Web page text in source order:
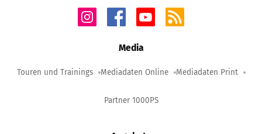
Media
Touren und Trainings Mediadaten Online Mediadaten Print
Partner 1000PS